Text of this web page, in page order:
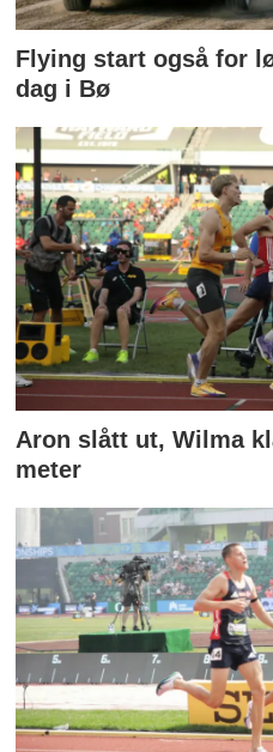
Flying start også for
dag i Bø
Aron slått ut, Wilma
meter